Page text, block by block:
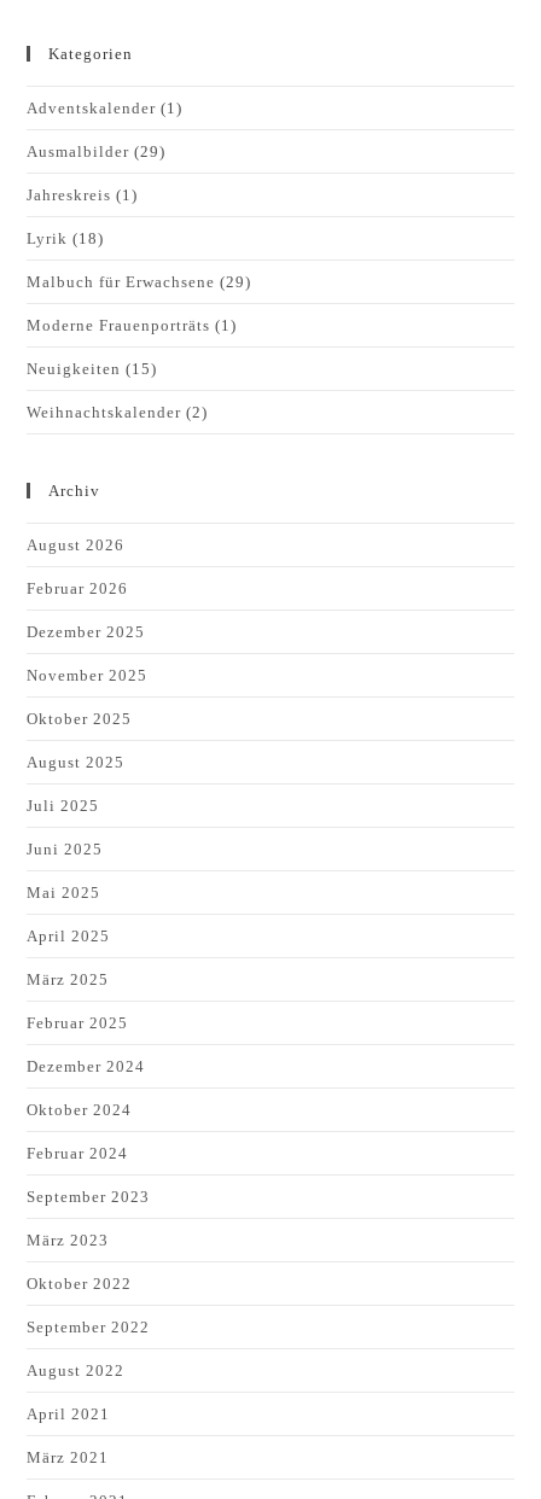
Kategorien
Adventskalender (1)
Ausmalbilder (29)
Jahreskreis (1)
Lyrik (18)
Malbuch für Erwachsene (29)
Moderne Frauenporträts (1)
Neuigkeiten (15)
Weihnachtskalender (2)
Archiv
August 2026
Februar 2026
Dezember 2025
November 2025
Oktober 2025
August 2025
Juli 2025
Juni 2025
Mai 2025
April 2025
März 2025
Februar 2025
Dezember 2024
Oktober 2024
Februar 2024
September 2023
März 2023
Oktober 2022
September 2022
August 2022
April 2021
März 2021